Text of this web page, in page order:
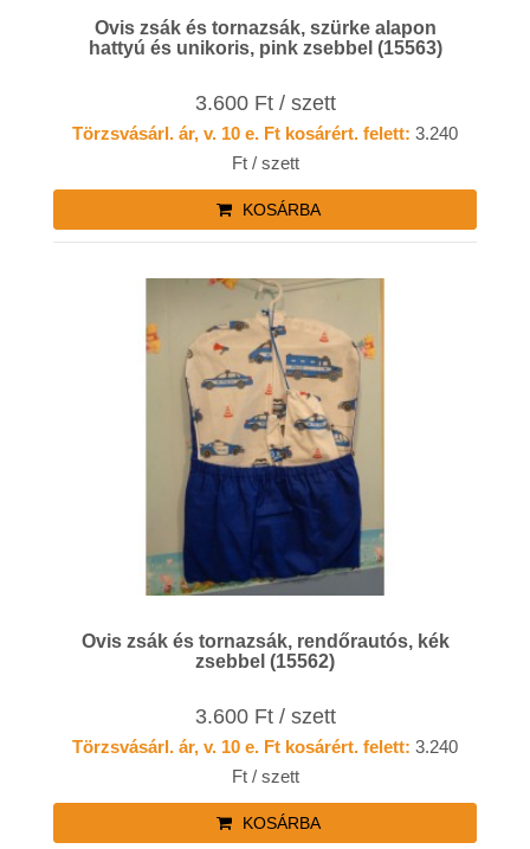
Ovis zsák és tornazsák, szürke alapon
hattyú és unikoris, pink zsebbel (15563)
3.600 Ft / szett
Törzsvásárl. ár, v. 10 e. Ft kosárért. felett: 3.240
Ft / szett
KOSÁRBA
Ovis zsák és tornazsák, rendőrautós, kék
zsebbel (15562)
3.600 Ft / szett
Törzsvásárl. ár, v. 10 e. Ft kosárért. felett: 3.240
Ft / szett
KOSÁRBA